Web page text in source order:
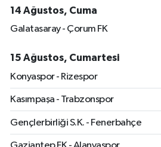
14 Ağustos, Cuma
Galatasaray - Çorum FK
15 Ağustos, Cumartesi
Konyaspor - Rizespor
Kasımpaşa - Trabzonspor
Gençlerbirliği S.K. - Fenerbahçe